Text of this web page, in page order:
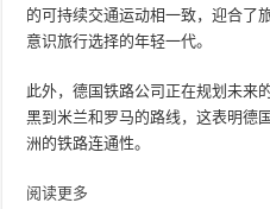
的可持续交通运动相一致，迎合了
意识旅行选择的年轻一代。
此外，德国铁路公司正在规划未来
黑到米兰和罗马的路线，这表明德
洲的铁路连通性。
阅读更多